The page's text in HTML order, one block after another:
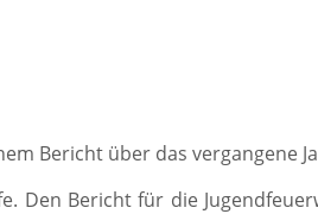
Bericht über das vergangene
Den Bericht für die